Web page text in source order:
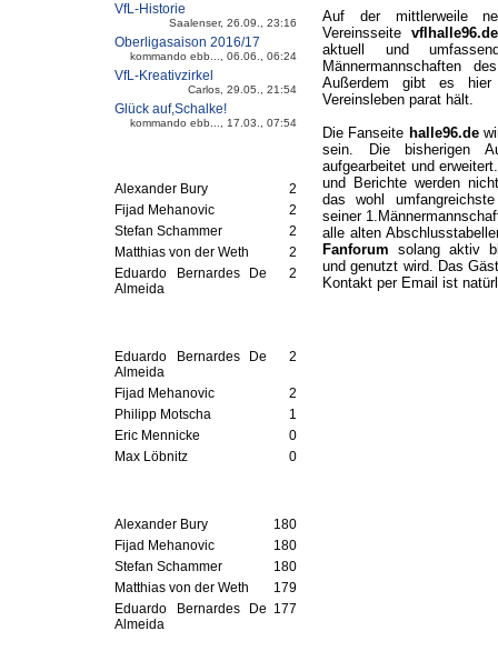
VfL-Historie
Saalenser, 26.09., 23:16
Oberligasaison 2016/17
kommando ebb..., 06.06., 06:24
VfL-Kreativzirkel
Carlos, 29.05., 21:54
Glück auf,Schalke!
kommando ebb..., 17.03., 07:54
Alexander Bury
2
Fijad Mehanovic
2
Stefan Schammer
2
Matthias von der Weth
2
Eduardo Bernardes De
Almeida
2
Eduardo Bernardes De
Almeida
2
Fijad Mehanovic
2
Philipp Motscha
1
Eric Mennicke
0
Max Löbnitz
0
Alexander Bury
180
Fijad Mehanovic
180
Stefan Schammer
180
Matthias von der Weth
179
Eduardo Bernardes De
Almeida
177
Auf der mittlerweile
Vereinsseitevflhalle96.de
aktuell und
Männermannschaften
Außerdem gibt es
Vereinsleben parat hält.
Die Fanseite halle96.de
sein. Die bisherigen
aufgearbeitet und
und Berichte werden
das wohl
seiner
alle alten
Fanforum solang aktiv
und genutzt wird. Das
Kontakt per Email ist